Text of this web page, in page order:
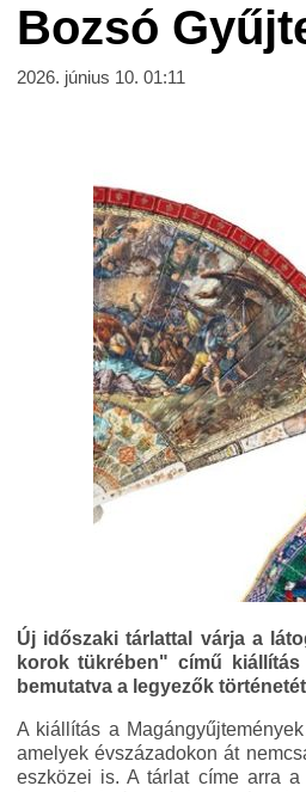
Bozsó
2026. június 10. 01:11
Új időszaki tárlattal várja a
korok tükrében" című
bemutatva a legyezők
A kiállítás a
amelyek évszázadokon át
eszközei is. A tárlat címe arra